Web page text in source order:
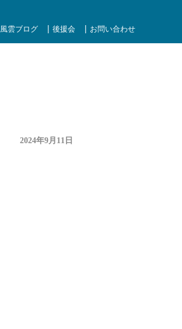
風雲ブログ 後援会 お問い合わせ
2024年9月11日